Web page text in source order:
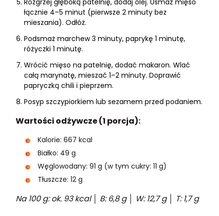
Rozgrzej głęboką patelnię, dodaj olej. Usmaż mięso
łącznie 4–5 minut (pierwsze 2 minuty bez
mieszania). Odłóż.
Podsmaż marchew 3 minuty, paprykę 1 minutę,
różyczki 1 minutę.
Wrócić mięso na patelnię, dodać makaron. Wlać
całą marynatę, mieszać 1–2 minuty. Doprawić
papryczką chili i pieprzem.
Posyp szczypiorkiem lub sezamem przed podaniem.
Wartości odżywcze (1 porcja):
Kalorie: 667 kcal
Białko: 49 g
Węglowodany: 91 g (w tym cukry: 11 g)
Tłuszcze: 12 g
Na 100 g: ok. 93 kcal │ B: 6,8 g │ W: 12,7 g │ T: 1,7 g